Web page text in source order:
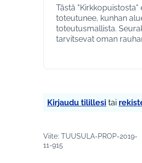
Tästä
toteutunee, kunhan
toteutusmallista.
tarvitsevat oman
Kirjaudu tilillesi tai
Viite: TUUSULA-PROP-2019-
11-915